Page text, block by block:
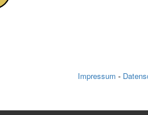
Impressum -